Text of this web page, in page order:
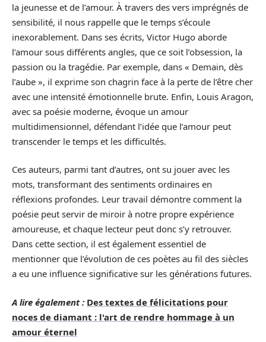
la jeunesse et de l’amour. À travers des vers imprégnés de
sensibilité, il nous rappelle que le temps s’écoule
inexorablement. Dans ses écrits, Victor Hugo aborde
l’amour sous différents angles, que ce soit l’obsession, la
passion ou la tragédie. Par exemple, dans « Demain, dès
l’aube », il exprime son chagrin face à la perte de l’être cher
avec une intensité émotionnelle brute. Enfin, Louis Aragon,
avec sa poésie moderne, évoque un amour
multidimensionnel, défendant l’idée que l’amour peut
transcender le temps et les difficultés.
Ces auteurs, parmi tant d’autres, ont su jouer avec les
mots, transformant des sentiments ordinaires en
réflexions profondes. Leur travail démontre comment la
poésie peut servir de miroir à notre propre expérience
amoureuse, et chaque lecteur peut donc s’y retrouver.
Dans cette section, il est également essentiel de
mentionner que l’évolution de ces poètes au fil des siècles
a eu une influence significative sur les générations futures.
A lire également : Des textes de félicitations pour
noces de diamant : l'art de rendre hommage à un
amour éternel